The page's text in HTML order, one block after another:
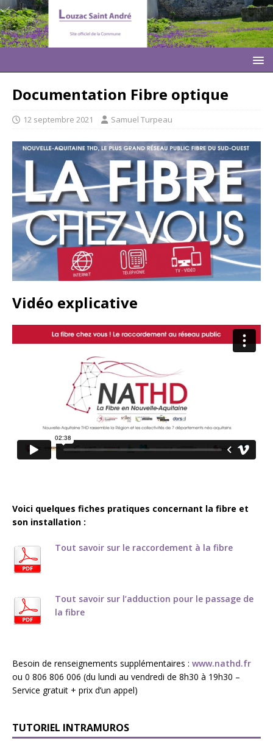
Documentation Fibre optique
12 septembre 2021 Samuel Turpeau
Vidéo explicative
Voici quelques fiches pratiques concernant la fibre et
son installation :
Tout savoir sur le raccordement à la fibre
Tout savoir sur l’adduction pour le passage de
la fibre
Besoin de renseignements supplémentaires : www.nathd.fr
ou 0 806 806 006 (du lundi au vendredi de 8h30 à 19h30 –
Service gratuit + prix d’un appel)
TUTORIEL INTRAMUROS